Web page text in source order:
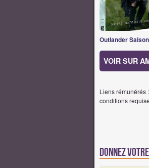
Outlander
VOIR SUR
Liens rémunérés
conditions
Donnez